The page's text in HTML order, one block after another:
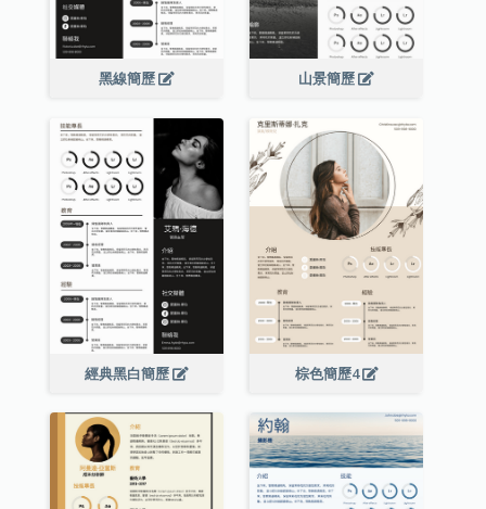
黑線簡歷 山景簡歷
經典黑白簡歷 棕色簡歷4